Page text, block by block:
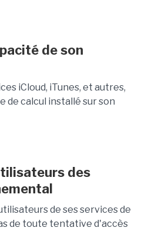
de son
iCloud, iTunes, et autres,
de calcul installé sur son
des
de ses services de
de toute tentative d'accès